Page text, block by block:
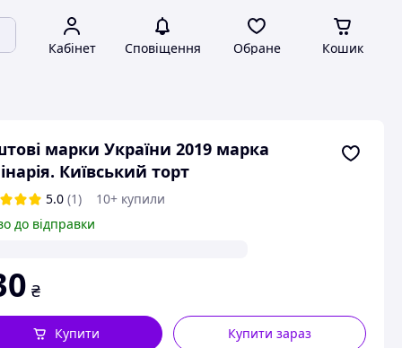
Кабінет Сповіщення Обране Кошик
марки України 2019 марка
Київський торт
5.0 (1)
10+ купили
до відправки
₴
Купити зараз
Купити